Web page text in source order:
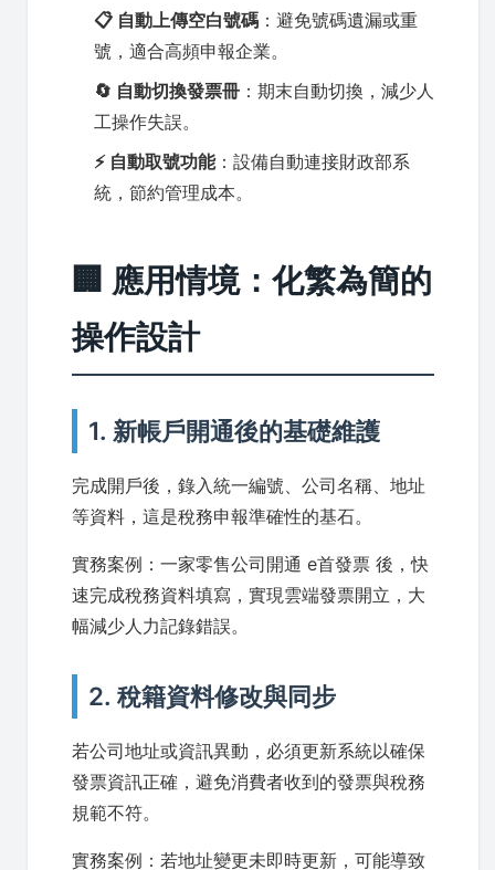
📋 自動上傳空白號碼 ：避免號碼遺漏或重
號，適合高頻申報企業。
🔄 自動切換發票冊 ：期末自動切換，減少人
工操作失誤。
⚡ 自動取號功能：設備自動連接財政部系
統，節約管理成本。
🏢 應用情境：化繁為簡的
操作設計
1. 新帳戶開通後的基礎維護
完成開戶後，錄入統一編號、公司名稱、地址
等資料，這是稅務申報準確性的基石。
實務案例：一家零售公司開通 e首發票 後，快
速完成稅務資料填寫，實現雲端發票開立，大
幅減少人力記錄錯誤。
2. 稅籍資料修改與同步
若公司地址或資訊異動，必須更新系統以確保
發票資訊正確，避免消費者收到的發票與稅務
規範不符。
實務案例：若地址變更未即時更新，可能導致